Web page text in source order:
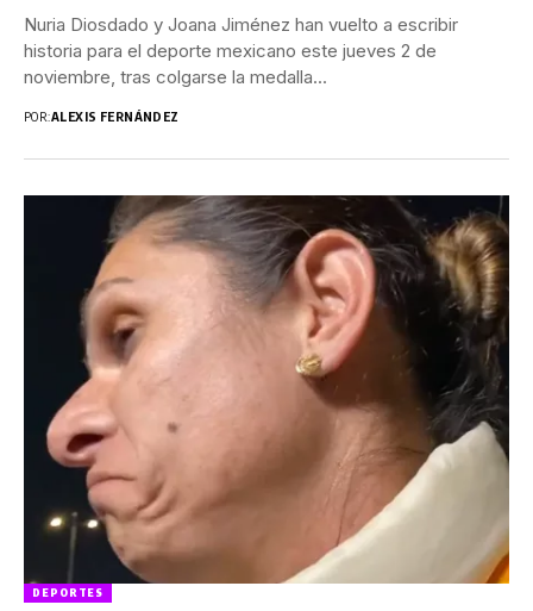
Nuria Diosdado y Joana Jiménez han vuelto a escribir
historia para el deporte mexicano este jueves 2 de
noviembre, tras colgarse la medalla...
POR:ALEXIS FERNÁNDEZ
DEPORTES